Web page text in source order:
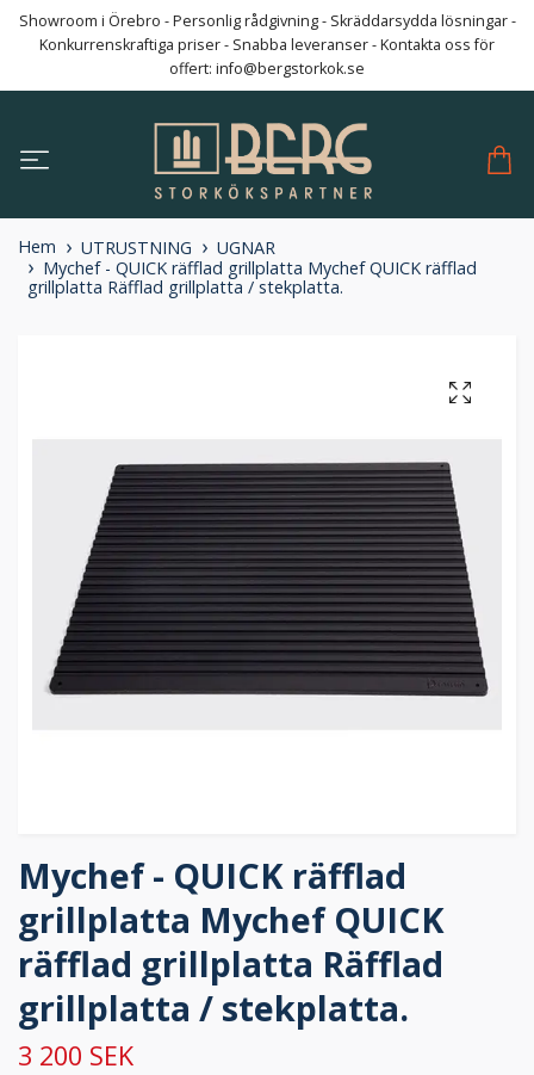
Showroom i Örebro - Personlig rådgivning - Skräddarsydda lösningar -
Konkurrenskraftiga priser - Snabba leveranser - Kontakta oss för
offert: info@bergstorkok.se
Hem UTRUSTNING
UGNAR
Mychef - QUICK räfflad grillplatta Mychef QUICK räfflad
grillplatta Räfflad grillplatta / stekplatta.
Mychef - QUICK räfflad
grillplatta Mychef QUICK
räfflad grillplatta Räfflad
grillplatta / stekplatta.
3 200 SEK